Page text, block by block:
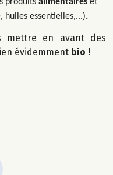
huiles essentielles,...).
mettre en avant des
évidemment bio !